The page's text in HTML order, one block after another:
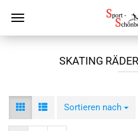
SKATING
Sortieren nach
Sortieren nach